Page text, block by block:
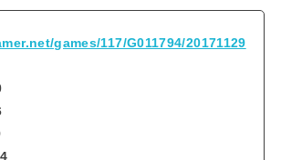
games/117/G011794/20171129